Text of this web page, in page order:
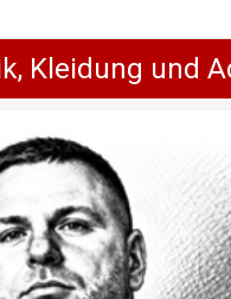
Kleidung und